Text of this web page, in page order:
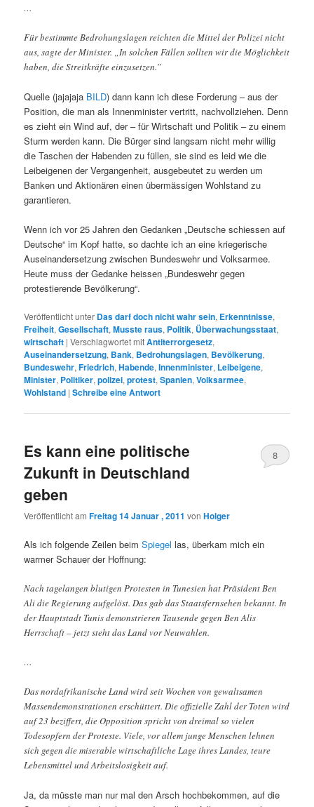
…
Für bestimmte Bedrohungslagen reichten die Mittel der Polizei nicht
aus, sagte der Minister. „In solchen Fällen sollten wir die Möglichkeit
haben, die Streitkräfte einzusetzen.”
Quelle (jajajaja BILD) dann kann ich diese Forderung – aus der
Position, die man als Innenminister vertritt, nachvollziehen. Denn
es zieht ein Wind auf, der – für Wirtschaft und Politik – zu einem
Sturm werden kann. Die Bürger sind langsam nicht mehr willig
die Taschen der Habenden zu füllen, sie sind es leid wie die
Leibeigenen der Vergangenheit, ausgebeutet zu werden um
Banken und Aktionären einen übermässigen Wohlstand zu
garantieren.
Wenn ich vor 25 Jahren den Gedanken „Deutsche schiessen auf
Deutsche“ im Kopf hatte, so dachte ich an eine kriegerische
Auseinandersetzung zwischen Bundeswehr und Volksarmee.
Heute muss der Gedanke heissen „Bundeswehr gegen
protestierende Bevölkerung“.
Veröffentlicht unter Das darf doch nicht wahr sein, Erkenntnisse,
Freiheit,Gesellschaft,Musste raus, Politik, Überwachungsstaat,
wirtschaft |Verschlagwortet mitAntiterrorgesetz,
Auseinandersetzung, Bank, Bedrohungslagen, Bevölkerung,
Bundeswehr,Friedrich,Habende,Innenminister, Leibeigene,
Minister, Politiker,polizei,protest,Spanien,Volksarmee,
Wohlstand |Schreibe eine Antwort
Es kann eine politische
Zukunft in Deutschland
geben
Veröffentlicht amFreitag 14 Januar , 2011 vonHolger
8
Als ich folgende Zeilen beimSpiegel las, überkam mich ein
warmer Schauer der Hoffnung:
Nach tagelangen blutigen Protesten in Tunesien hat Präsident Ben
Ali die Regierung aufgelöst. Das gab das Staatsfernsehen bekannt. In
der Hauptstadt Tunis demonstrieren Tausende gegen Ben Alis
Herrschaft – jetzt steht das Land vor Neuwahlen.
…
Das nordafrikanische Land wird seit Wochen von gewaltsamen
Massendemonstrationen erschüttert. Die offizielle Zahl der Toten wird
auf 23 beziffert, die Opposition spricht von dreimal so vielen
Todesopfern der Proteste. Viele, vor allem junge Menschen lehnen
sich gegen die miserable wirtschaftliche Lage ihres Landes, teure
Lebensmittel und Arbeitslosigkeit auf.
Ja, da müsste man nur mal den Arsch hochbekommen, auf die